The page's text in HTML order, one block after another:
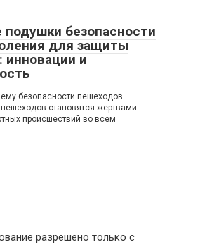
безопасности
для защиты
инновации и
безопасности пешеходов
становятся жертвами
происшествий во всем
разрешено только с